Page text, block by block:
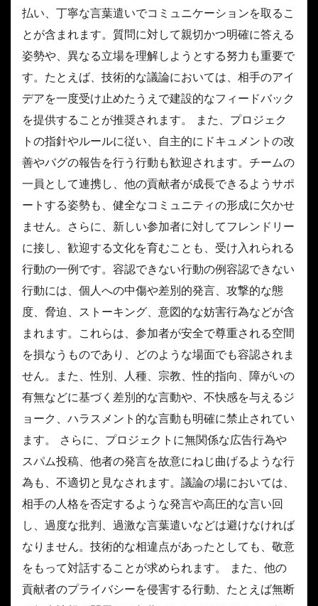
払い、丁寧な言葉遣いでコミュニケーションを取るこ
とが含まれます。質問に対して親切かつ明確に答える
姿勢や、異なる立場を理解しようとする努力も重要で
す。たとえば、技術的な議論においては、相手のアイ
デアを一度受け止めたうえで建設的なフィードバック
を提供することが推奨されます。 また、プロジェク
トの指針やルールに従い、自主的にドキュメントの改
善やバグの報告を行う行動も歓迎されます。チームの
一員として連携し、他の貢献者が成長できるようサポ
ートする姿勢も、健全なコミュニティの形成に欠かせ
ません。さらに、新しい参加者に対してフレンドリー
に接し、歓迎する文化を育むことも、受け入れられる
行動の一例です。容認できない行動の例容認できない
行動には、個人への中傷や差別的発言、攻撃的な態
度、脅迫、ストーキング、意図的な妨害行為などが含
まれます。これらは、参加者が安全で尊重される空間
を損なうものであり、どのような場面でも容認されま
せん。また、性別、人種、宗教、性的指向、障がいの
有無などに基づく差別的な言動や、不快感を与えるジ
ョーク、ハラスメント的な言動も明確に禁止されてい
ます。 さらに、プロジェクトに無関係な広告行為や
スパム投稿、他者の発言を故意にねじ曲げるような行
為も、不適切と見なされます。議論の場においては、
相手の人格を否定するような発言や高圧的な言い回
し、過度な批判、過激な言葉遣いなどは避けなければ
なりません。技術的な相違点があったとしても、敬意
をもって対話することが求められます。 また、他の
貢献者のプライバシーを侵害する行動、たとえば無断